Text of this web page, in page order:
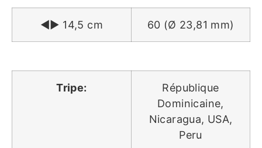
◄► 14,5 cm 60 (Ø 23,81 mm)
Tripe:
République
Dominicaine,
Nicaragua, USA,
Peru